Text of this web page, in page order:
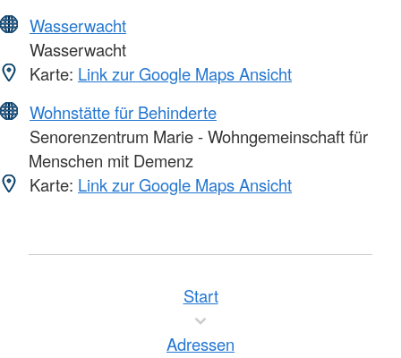
Wasserwacht
Wasserwacht
Karte: Link zur Google Maps Ansicht
Wohnstätte für Behinderte
Senorenzentrum Marie - Wohngemeinschaft für
Menschen mit Demenz
Karte: Link zur Google Maps Ansicht
Start
Adressen